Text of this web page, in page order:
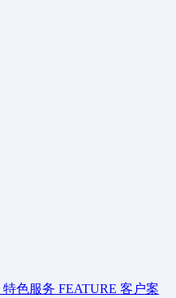
特色服务 FEATURE 客户案